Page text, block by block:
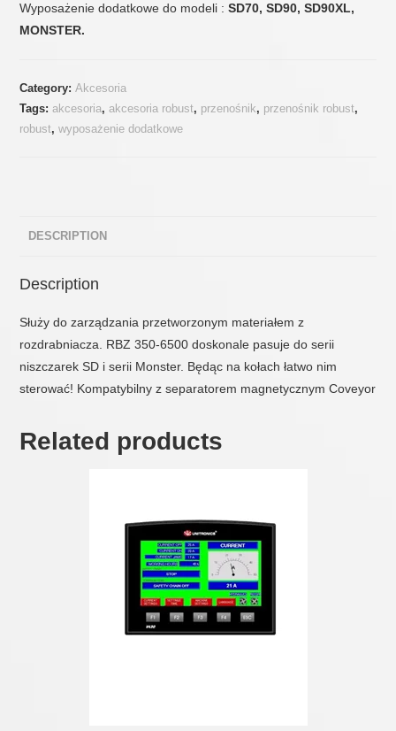
Wyposażenie dodatkowe do modeli : SD70, SD90, SD90XL,
MONSTER.
Category:Akcesoria
Tags:akcesoria,akcesoria robust, przenośnik, przenośnik robust,
robust,wyposażenie dodatkowe
DESCRIPTION
Description
Służy do zarządzania przetworzonym materiałem z
rozdrabniacza. RBZ 350-6500 doskonale pasuje do serii
niszczarek SD i serii Monster. Będąc na kołach łatwo nim
sterować! Kompatybilny z separatorem magnetycznym Coveyor
Related products